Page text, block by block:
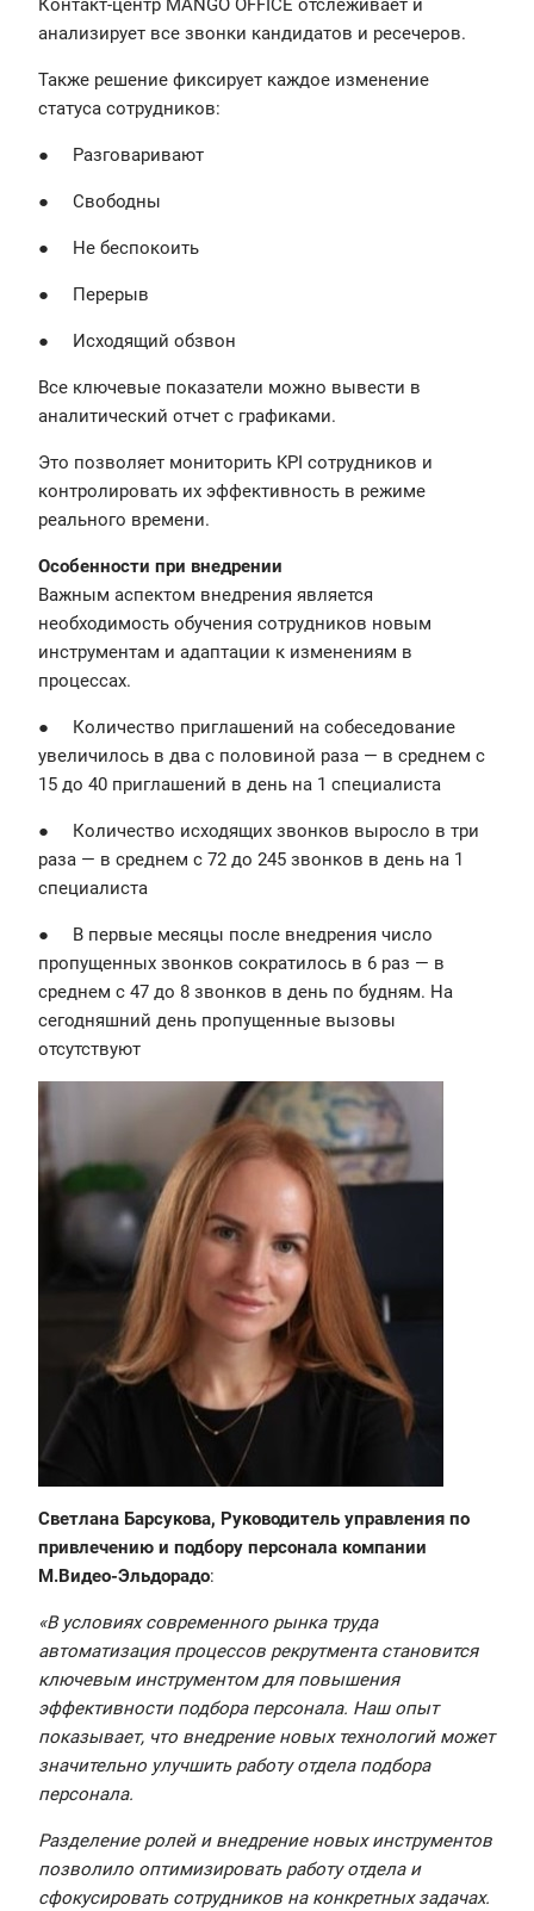
Контакт-центр MANGO OFFICE отслеживает и
анализирует все звонки кандидатов и ресечеров.
Также решение фиксирует каждое изменение
статуса сотрудников:
● Разговаривают
● Свободны
● Не беспокоить
● Перерыв
● Исходящий обзвон
Все ключевые показатели можно вывести в
аналитический отчет с графиками.
Это позволяет мониторить KPI сотрудников и
контролировать их эффективность в режиме
реального времени.
Особенности при внедрении
Важным аспектом внедрения является
необходимость обучения сотрудников новым
инструментам и адаптации к изменениям в
процессах.
● Количество приглашений на собеседование
увеличилось в два с половиной раза — в среднем с
15 до 40 приглашений в день на 1 специалиста
● Количество исходящих звонков выросло в три
раза — в среднем с 72 до 245 звонков в день на 1
специалиста
● В первые месяцы после внедрения число
пропущенных звонков сократилось в 6 раз — в
среднем с 47 до 8 звонков в день по будням. На
сегодняшний день пропущенные вызовы
отсутствуют
Светлана Барсукова, Руководитель управления по
привлечению и подбору персонала компании
М.Видео-Эльдорадо:
«В условиях современного рынка труда
автоматизация процессов рекрутмента становится
ключевым инструментом для повышения
эффективности подбора персонала. Наш опыт
показывает, что внедрение новых технологий может
значительно улучшить работу отдела подбора
персонала.
Разделение ролей и внедрение новых инструментов
позволило оптимизировать работу отдела и
сфокусировать сотрудников на конкретных задачах.